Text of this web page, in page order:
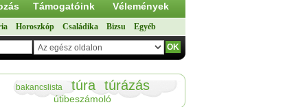
Támogatóink Vélemények
Horoszkóp Családika Bizsu Egyéb
bakancslista túra túrázás
útibeszámoló